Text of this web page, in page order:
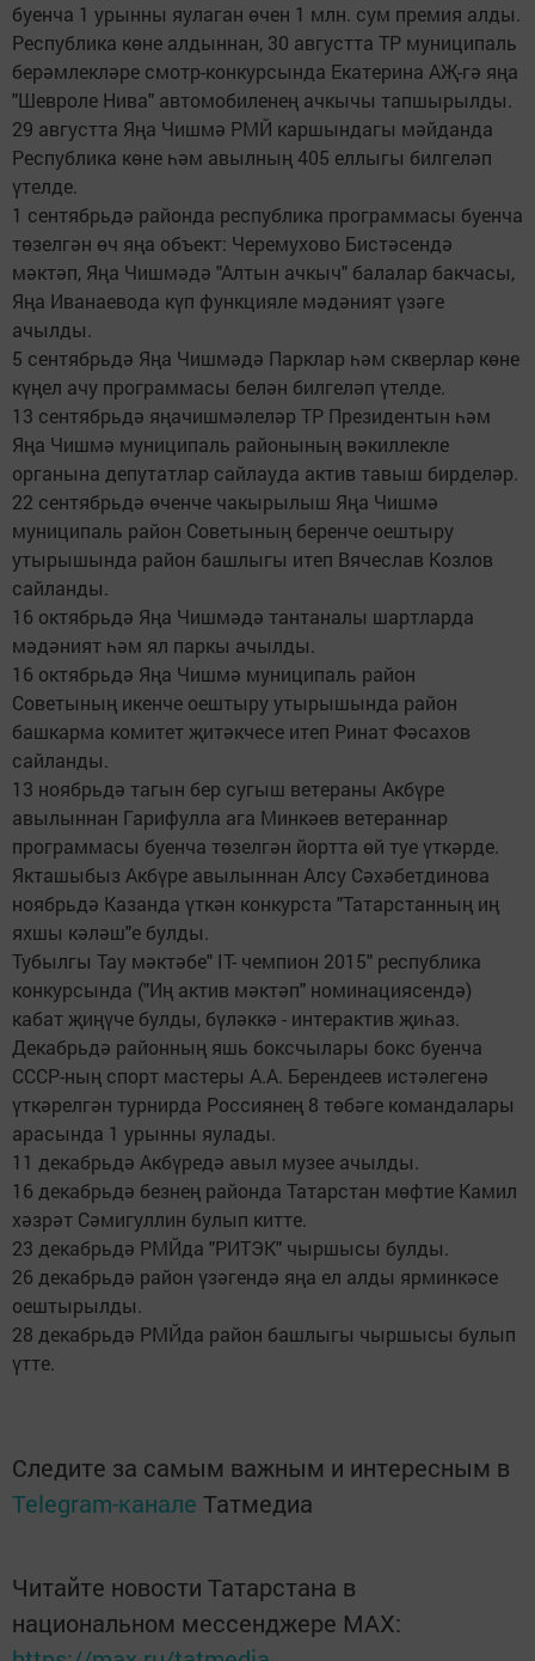
буенча 1 урынны яулаган өчен 1 млн. сум премия алды.
Республика көне алдыннан, 30 августта ТР муниципаль
берәмлекләре смотр-конкурсында Екатерина АҖ-гә яңа
"Шевроле Нива" автомобиленең ачкычы тапшырылды.
29 августта Яңа Чишмә РМЙ каршындагы мәйданда
Республика көне һәм авылның 405 еллыгы билгеләп
үтелде.
1 сентябрьдә районда республика программасы буенча
төзелгән өч яңа объект: Черемухово Бистәсендә
мәктәп, Яңа Чишмәдә "Алтын ачкыч" балалар бакчасы,
Яңа Иванаевода күп функцияле мәдәният үзәге
ачылды.
5 сентябрьдә Яңа Чишмәдә Парклар һәм скверлар көне
күңел ачу программасы белән билгеләп үтелде.
13 сентябрьдә яңачишмәлеләр ТР Президентын һәм
Яңа Чишмә муниципаль районының вәкиллекле
органына депутатлар сайлауда актив тавыш бирделәр.
22 сентябрьдә өченче чакырылыш Яңа Чишмә
муниципаль район Советының беренче оештыру
утырышында район башлыгы итеп Вячеслав Козлов
сайланды.
16 октябрьдә Яңа Чишмәдә тантаналы шартларда
мәдәният һәм ял паркы ачылды.
16 октябрьдә Яңа Чишмә муниципаль район
Советының икенче оештыру утырышында район
башкарма комитет җитәкчесе итеп Ринат Фәсахов
сайланды.
13 ноябрьдә тагын бер сугыш ветераны Акбүре
авылыннан Гарифулла ага Минкәев ветераннар
программасы буенча төзелгән йортта өй туе үткәрде.
Якташыбыз Акбүре авылыннан Алсу Сәхәбетдинова
ноябрьдә Казанда үткән конкурста "Татарстанның иң
яхшы кәләш"е булды.
Тубылгы Тау мәктәбе" IТ- чемпион 2015" республика
конкурсында ("Иң актив мәктәп" номинациясендә)
кабат җиңүче булды, бүләккә - интерактив җиһаз.
Декабрьдә районның яшь боксчылары бокс буенча
СССР-ның спорт мастеры А.А. Берендеев истәлегенә
үткәрелгән турнирда Россиянең 8 төбәге командалары
арасында 1 урынны яулады.
11 декабрьдә Акбүредә авыл музее ачылды.
16 декабрьдә безнең районда Татарстан мөфтие Камил
хәзрәт Сәмигуллин булып китте.
23 декабрьдә РМЙда "РИТЭК" чыршысы булды.
26 декабрьдә район үзәгендә яңа ел алды ярминкәсе
оештырылды.
28 декабрьдә РМЙда район башлыгы чыршысы булып
үтте.
Следите за самым важным и интересным в
Telegram-канале Татмедиа
Читайте новости Татарстана в
национальном мессенджере MАХ: